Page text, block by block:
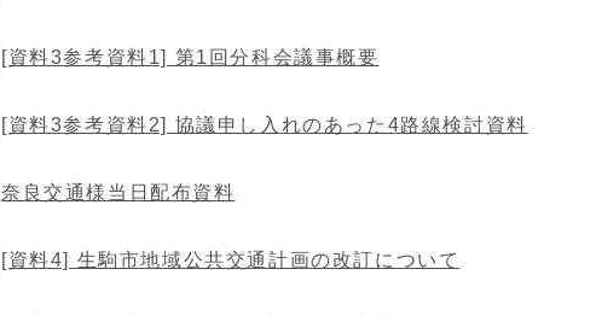
[資料3参考資料1] 第1回分科会議事概要
[資料3参考資料2] 協議申し入れのあった4路線検討資料
奈良交通様当日配布資料
[資料4] 生駒市地域公共交通計画の改訂について